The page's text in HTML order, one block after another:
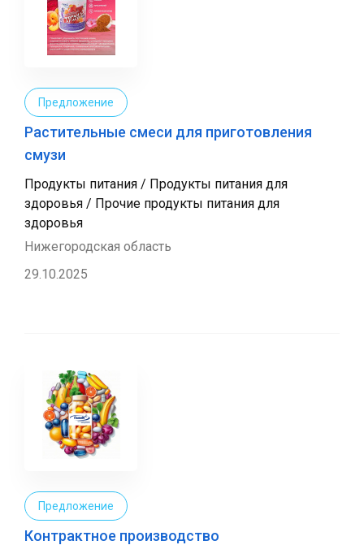
Предложение
Растительные смеси для приготовления
смузи
Продукты питания / Продукты питания для
здоровья / Прочие продукты питания для
здоровья
Нижегородская область
29.10.2025
Предложение
Контрактное производство